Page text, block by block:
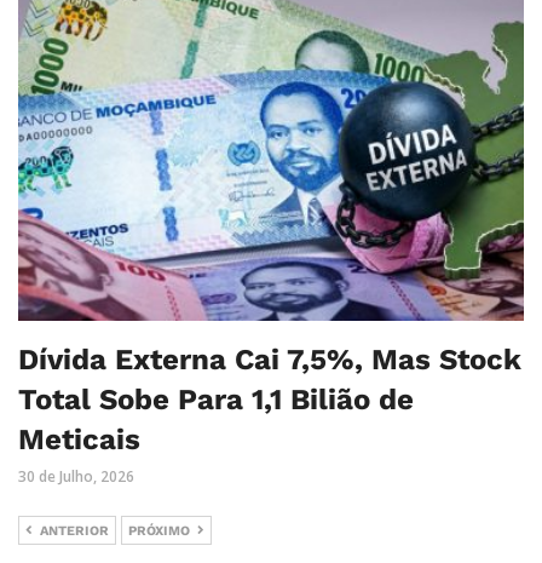
Dívida Externa Cai 7,5%, Mas Stock
Total Sobe Para 1,1 Bilião de
Meticais
30 de Julho, 2026
ANTERIOR PRÓXIMO